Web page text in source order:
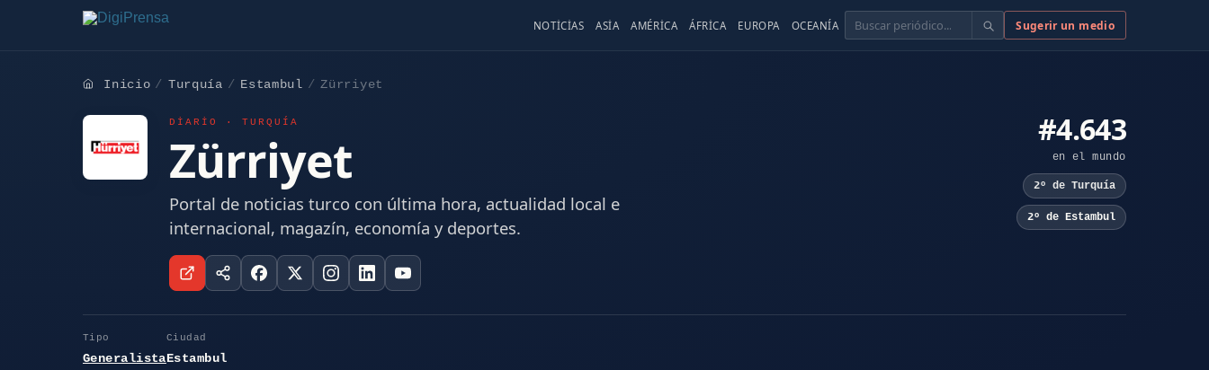
NOTICIAS ASIA AMÉRICA ÁFRICA EUROPA OCEANÍA Buscar Sugerir un medio
Inicio Turquía Estambul Zürriyet
DIARIO · TURQUÍA
Zürriyet
Portal de noticias turco con última hora, actualidad local e
internacional, magazín, economía y deportes.
#4.643
en el mundo
2º de Turquía
2º de Estambul
Tipo
Generalista
Ciudad
Estambul